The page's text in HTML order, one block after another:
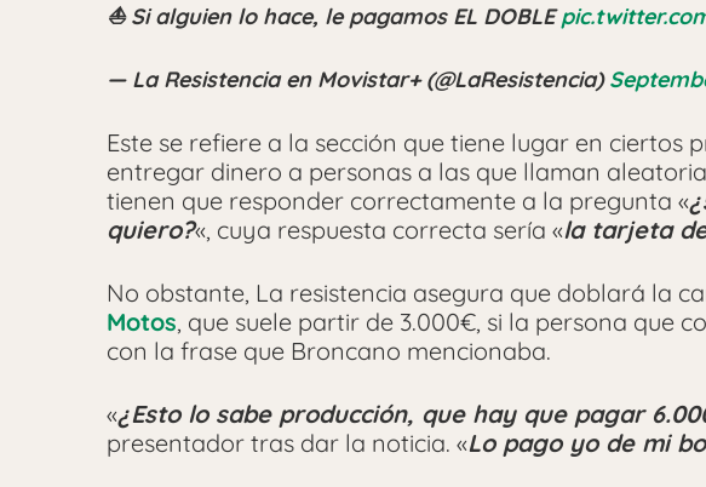
⛵ Si alguien lo hace, le pagamos EL DOBLE
— La Resistencia en Movistar+ (@LaResistencia)
Este se refiere a la sección que tiene lugar en ciertos
entregar dinero a personas a las que llaman
tienen que responder correctamente a la pregunta «
quiero?«, cuya respuesta correcta sería «la tarjeta
No obstante, La resistencia asegura que doblará la
Motos, que suele partir de 3.000€, si la persona que
con la frase que Broncano mencionaba.
«¿Esto lo sabe producción, que hay que pagar
presentador tras dar la noticia. «Lo pago yo de mi